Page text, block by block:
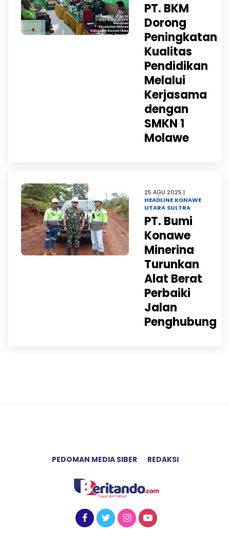
PT. BKM
Dorong
Peningkatan
Kualitas
Pendidikan
Melalui
Kerjasama
dengan
SMKN 1
Molawe
25 AGU 2025 |
HEADLINE KONAWE
UTARA SULTRA
PT. Bumi
Konawe
Minerina
Turunkan
Alat Berat
Perbaiki
Jalan
Penghubung
PEDOMAN MEDIA SIBER REDAKSI